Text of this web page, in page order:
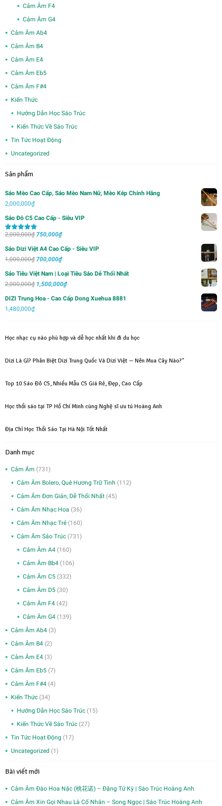
Cảm Âm F4
Cảm Âm G4
Cảm Âm Ab4
Cảm Âm B4
Cảm Âm E4
Cảm Âm Eb5
Cảm Âm F#4
Kiến Thức
Hướng Dẫn Học Sáo Trúc
Kiến Thức Về Sáo Trúc
Tin Tức Hoạt Động
Uncategorized
Sản phẩm
Sáo Mèo Cao Cấp, Sáo Mèo Nam Nữ, Mèo Kép Chính Hãng
2,000,000₫
Sáo Đô C5 Cao Cấp - Siêu VIP
Được xếp
sao
2,000,000₫ Giá
2,000,000₫.
750,000₫Giá
tại
750,000₫.
Sáo Dizi Việt A4 Cao Cấp - Siêu VIP
1,000,000₫ Giá
là:
1,000,000₫.
700,000₫Giá
là:
700,000₫.
Sáo Tiêu Việt Nam | Loại Tiêu Sáo Dễ Thổi Nhất
2,000,000₫ Giá
1,500,000₫Giá
tại
DIZI Trung Hoa - Cao Cấp Dong Xuehua 8881
1,480,000₫
Học nhạc cụ nào phù hợp và dễ học nhất khi đi du học
Dizi Là Gì? Phân Biệt Dizi Trung Quốc Và Dizi Việt — Nên Mua Cây Nào?"
Top 10 Sáo Đô C5, Nhiều Mẫu C5 Giá Rẻ, Đẹp, Cao Cấp
Học thổi sáo tại TP Hồ Chí Minh cùng Nghệ sĩ ưu tú Hoàng Anh
Địa Chỉ Học Thổi Sáo Tại Hà Nội Tốt Nhất
Danh mục
Cảm Âm (731)
Cảm Âm Bolero, Quê Hương Trữ Tình (112)
Cảm Âm Đơn Giản, Dễ Thổi Nhất (45)
Cảm Âm Nhạc Hoa (36)
Cảm Âm Nhạc Trẻ (160)
Cảm Âm Sáo Trúc (731)
Cảm Âm A4 (160)
Cảm Âm Bb4 (106)
Cảm Âm C5 (332)
Cảm Âm D5 (30)
Cảm Âm F4 (42)
Cảm Âm G4 (139)
Cảm Âm Ab4 (3)
Cảm Âm B4 (2)
Cảm Âm E4 (3)
Cảm Âm Eb5 (7)
Cảm Âm F#4 (4)
Kiến Thức (34)
Hướng Dẫn Học Sáo Trúc (15)
Kiến Thức Về Sáo Trúc (27)
Tin Tức Hoạt Động (17)
Uncategorized (1)
Bài viết mới
Cảm Âm Đào Hoa Nặc (桃花诺) – Đặng Tử Kỳ | Sáo Trúc Hoàng Anh
Cảm Âm Xin Gọi Nhau Là Cố Nhân – Song Ngọc | Sáo Trúc Hoàng Anh